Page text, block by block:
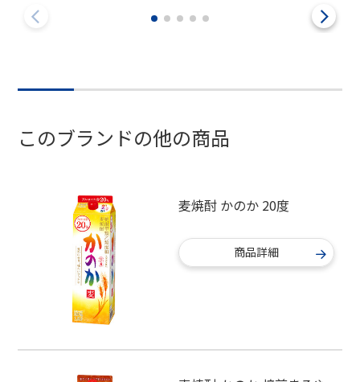
このブランドの他の商品
麦焼酎 かのか 20度
商品詳細